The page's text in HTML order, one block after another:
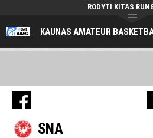
KAUNAS AMATEUR
RODYTI KITAS
SNA